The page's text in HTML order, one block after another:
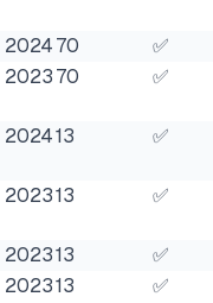
202470
✅
202370 ✅
202413 ✅
202313 ✅
202313
✅
202313 ✅